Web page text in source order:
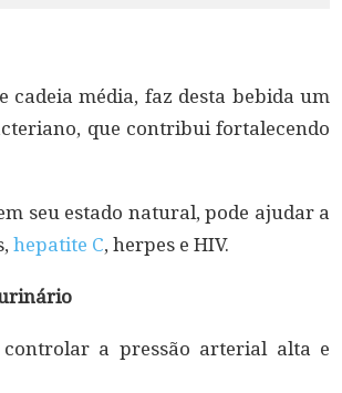
cadeia média, faz desta bebida um
que contribui fortalecendo
seu estado natural, pode ajudar a
hepatite C, herpes e HIV.
a pressão arterial alta e